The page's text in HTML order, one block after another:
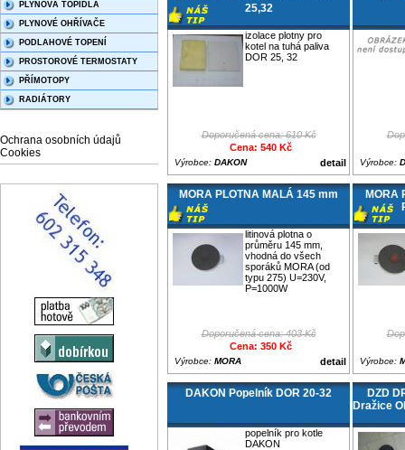
PLYNOVÁ TOPIDLA
PLYNOVÉ OHŘÍVAČE
PODLAHOVÉ TOPENÍ
PROSTOROVÉ TERMOSTATY
PŘÍMOTOPY
RADIÁTORY
Ochrana osobních údajů
Cookies
25,32
izolace plotny pro
kotel na tuhá paliva
DOR 25, 32
Doporučená cena: 610 Kč
Cena: 540 Kč
detail
Výrobce: DAKON Výrobce:
MORA PLOTNA MALÁ 145 mm
litinová plotna o
průměru 145 mm,
vhodná do všech
sporáků MORA (od
typu 275) U=230V,
P=1000W
Doporučená cena: 403 Kč
Cena: 350 Kč
detail
Výrobce: MORA
MORA
Výrobce:
DAKON Popelník DOR 20-32
popelník pro kotle
DAKON
DZD
Dražice